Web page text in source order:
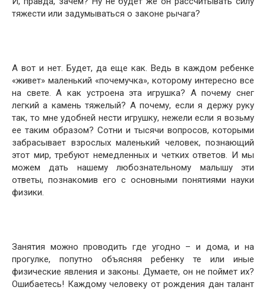
тяжести или задумываться о законе рычага?
А вот и нет. Будет, да еще как. Ведь в каждом ребенке
«живет» маленький «почемучка», которому интересно все
на свете. А как устроена эта игрушка? А почему снег
легкий а камень тяжелый? А почему, если я держу руку
так, то мне удобней нести игрушку, нежели если я возьму
ее таким образом? Сотни и тысячи вопросов, которыми
забрасывает взрослых маленький человек, познающий
этот мир, требуют немедленных и четких ответов. И мы
можем дать нашему любознательному малышу эти
ответы, познакомив его с основными понятиями науки
физики.
Занятия можно проводить где угодно – и дома, и на
прогулке, попутно объясняя ребенку те или иные
физические явления и законы. Думаете, он не поймет их?
Ошибаетесь! Каждому человеку от рождения дан талант